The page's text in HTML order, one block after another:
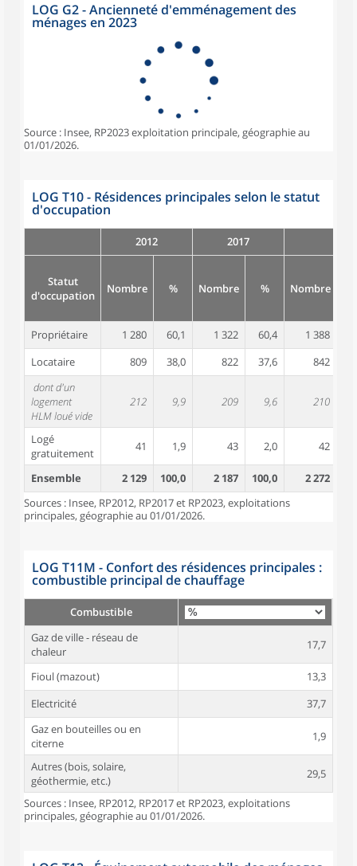
LOG G2 - Ancienneté d'emménagement des
ménages en 2023
Source : Insee, RP2023 exploitation principale, géographie au
01/01/2026.
LOG T10 - Résidences principales selon le statut
d'occupation
2012 2017
Statut
d'occupation
Nombre % Nombre % Nombre
Propriétaire 1 280 60,1 1 322 60,4 1 388
Locataire
809 38,0 822 37,6 842
dont d'un
logement
HLM loué vide
212 9,9 209 9,6 210
Logé
gratuitement
41 1,9 43 2,0 42
Ensemble 2 129 100,0 2 187 100,0 2 272
Sources : Insee, RP2012, RP2017 et RP2023, exploitations
principales, géographie au 01/01/2026.
LOG T11M - Confort des résidences principales :
combustible principal de chauffage
Combustible
Gaz de ville - réseau de
chaleur
17,7
Fioul (mazout)
13,3
Electricité
37,7
Gaz en bouteilles ou en
citerne
1,9
Autres (bois, solaire,
géothermie, etc.)
29,5
Sources : Insee, RP2012, RP2017 et RP2023, exploitations
principales, géographie au 01/01/2026.